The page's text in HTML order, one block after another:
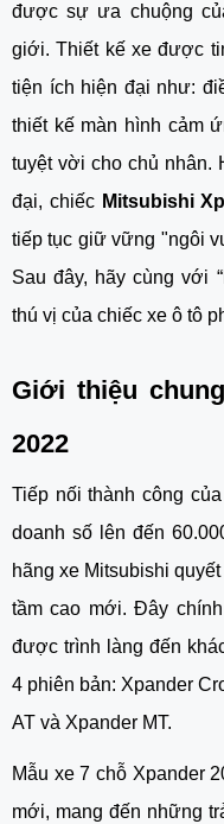
được sự ưa chuộng
giới. Thiết kế xe được
tiện ích hiện đại như:
thiết kế màn hình cảm
tuyệt vời cho chủ nhân.
đại, chiếc Mitsubishi
tiếp tục giữ vững "ngôi
Sau đây, hãy cùng với
thú vị của chiếc xe ô tô
Giới thiệu
2022
Tiếp nối thành công
doanh số lên đến
hãng xe Mitsubishi
tầm cao mới. Đây
được trình làng đến
4 phiên bản: Xpander
AT và Xpander MT.
Mẫu xe 7 chỗ Xpander
mới, mang đến những